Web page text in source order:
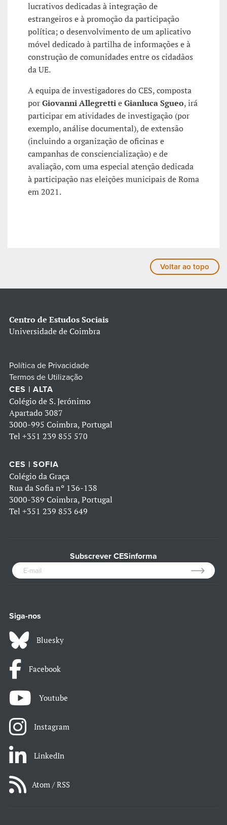
lucrativos dedicadas à integração de
estrangeiros e à promoção da participação
política; o desenvolvimento de um aplicativo
móvel dedicado à partilha de informações e à
construção de comunidades entre os cidadãos
da UE.
A equipa de investigadores do CES, composta
porGiovanni AllegrettieGianluca Sgueo, irá
participar em atividades de investigação (por
exemplo, análise documental), de extensão
(incluindo a organização de oficinas e
campanhas de consciencialização) e de
avaliação, com uma especial atenção dedicada
à participação nas eleições municipais de Roma
em 2021.
Voltar ao topo
Centro de Estudos Sociais
Universidade de Coimbra
Política de Privacidade
Termos de Utilização
CES | ALTA
Colégio de S. Jerónimo
Apartado 3087
3000-995 Coimbra, Portugal
Tel +351 239 855 570
CES | SOFIA
Colégio da Graça
Rua da Sofia nº 136-138
3000-389 Coimbra, Portugal
Tel +351 239 853 649
Subscrever CESinforma
Siga-nos
Bluesky
Facebook
Youtube
Instagram
LinkedIn
Atom / RSS